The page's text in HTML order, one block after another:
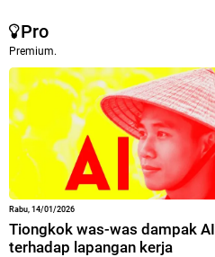
Pro
Premium.
Rabu, 14/01/2026
Tiongkok was-was dampak AI
terhadap lapangan kerja